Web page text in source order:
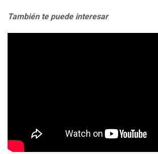
También te puede interesar